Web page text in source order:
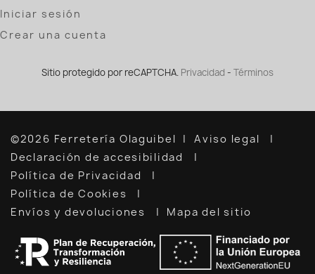
Iniciar sesión
Crear una cuenta
Sitio protegido por reCAPTCHA. Privacidad - Términos
©2026 Ferretería Olaguibel
Aviso legal
Declaración de accesibilidad
Política de Privacidad
Política de Cookies
Envíos y devoluciones
Mapa del sitio